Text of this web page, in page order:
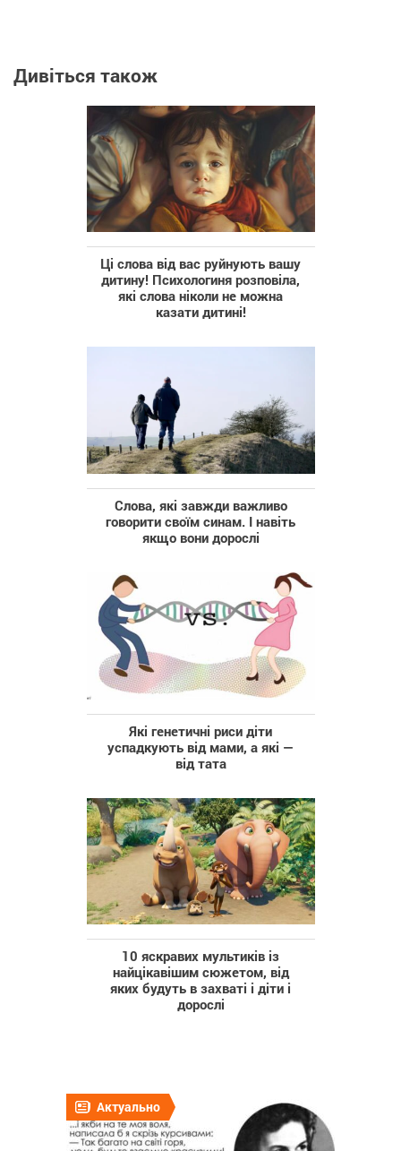
Дивіться також
Ці слова від вас руйнують вашу
дитину! Психологиня розповіла,
які слова ніколи не можна
казати дитині!
Слова, які завжди важливо
говорити своїм синам. І навіть
якщо вони дорослі
Які генетичні риси діти
успадкують від мами, а які —
від тата
10 яскравих мультиків із
найцікавішим сюжетом, від
яких будуть в захваті і діти і
дорослі
Актуально